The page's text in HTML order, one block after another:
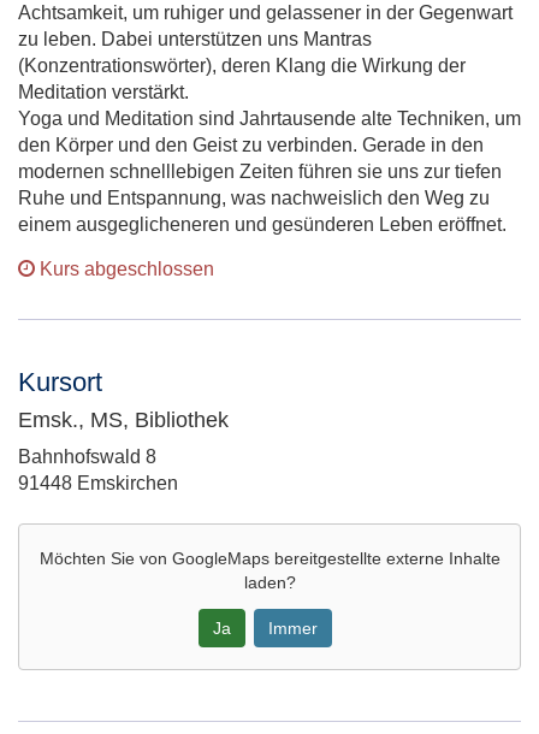
Achtsamkeit, um ruhiger und gelassener in der Gegenwart
zu leben. Dabei unterstützen uns Mantras
(Konzentrationswörter), deren Klang die Wirkung der
Meditation verstärkt.
Yoga und Meditation sind Jahrtausende alte Techniken, um
den Körper und den Geist zu verbinden. Gerade in den
modernen schnelllebigen Zeiten führen sie uns zur tiefen
Ruhe und Entspannung, was nachweislich den Weg zu
einem ausgeglicheneren und gesünderen Leben eröffnet.
Kurs abgeschlossen
Kursort
Emsk., MS, Bibliothek
Adresse:
Bahnhofswald 8
91448 Emskirchen
Möchten Sie von GoogleMapsbereitgestellte externe Inhalte
laden?
Ja Immer
Maps